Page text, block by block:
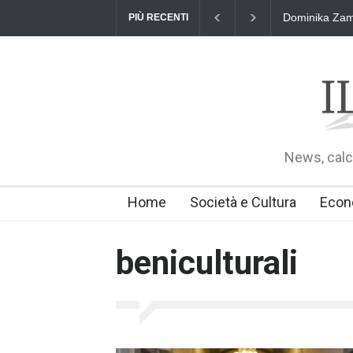
PIÙ RECENTI Dominika
News,
Home Società e Cultura
beniculturali